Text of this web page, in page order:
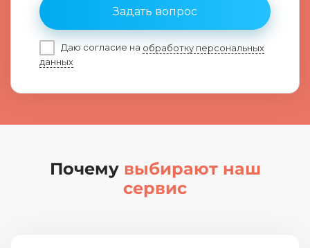
Задать вопрос
Даю согласие на обработку персональных
данных
Почему выбирают наш
сервис